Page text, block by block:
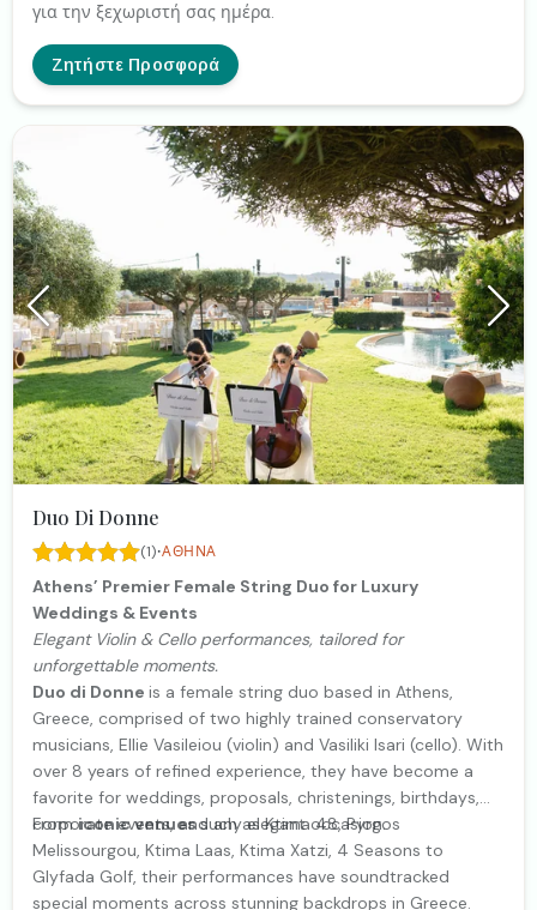
για την ξεχωριστή σας ημέρα.
Ζητήστε Προσφορά
Duo Di Donne
(1)·ΑΘΉΝΑ
Athens’ Premier Female String Duo for Luxury
Weddings & Events
Elegant Violin & Cello performances, tailored for
unforgettable moments.
Duo di Donne is a female string duo based in Athens,
Greece, comprised of two highly trained conservatory
musicians, Ellie Vasileiou (violin) and Vasiliki Isari (cello). With
over 8 years of refined experience, they have become a
favorite for weddings, proposals, christenings, birthdays,
corporate events, and any elegant occasion.
Fromiconic venuessuch as Ktima 48, Pyrgos
Melissourgou, Ktima Laas, Ktima Xatzi, 4 Seasons to
Glyfada Golf, their performances have soundtracked
special moments across stunning backdrops in Greece.